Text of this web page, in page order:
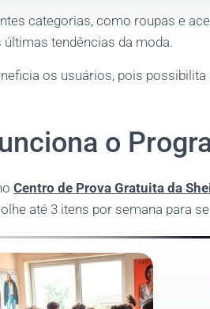
categorias, como roupas e
tendências da moda.
os usuários, pois
o
Centro de Prova Gratuita da
até 3 itens por semana para